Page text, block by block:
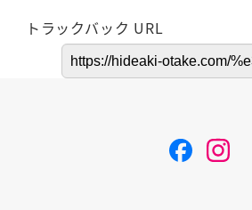
トラックバック URL
F I